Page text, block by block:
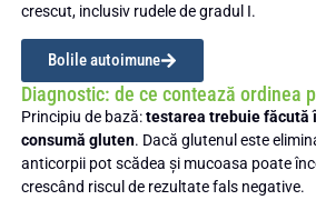
crescut, inclusiv rudele de gradul I.
Bolile autoimune
Diagnostic: de ce contează ordinea
Principiu de bază:testarea trebuie făcută
consumă gluten. Dacă glutenul este
anticorpii pot scădea și mucoasa poate
crescând riscul de rezultate fals negative.